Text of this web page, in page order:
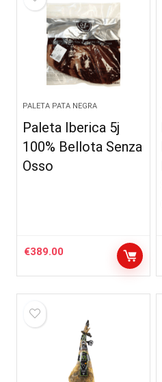
PALETA PATA NEGRA
Paleta Iberica 5j
100% Bellota Senza
Osso
€389.00